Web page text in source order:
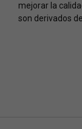
mejorar la
son derivados de